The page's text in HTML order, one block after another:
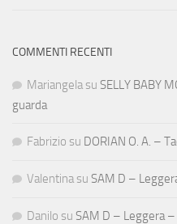
COMMENTI RECENTI
Mariangela su SELLY BABY
guarda
Fabrizio su DORIAN O. A. –
Valentina su SAM D –
Danilo su SAM D – Leggera